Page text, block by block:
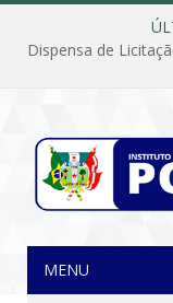
MENU